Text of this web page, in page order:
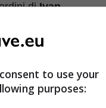
diIvan
arrivando a
essere un
ai granata,
to use your
purposes: